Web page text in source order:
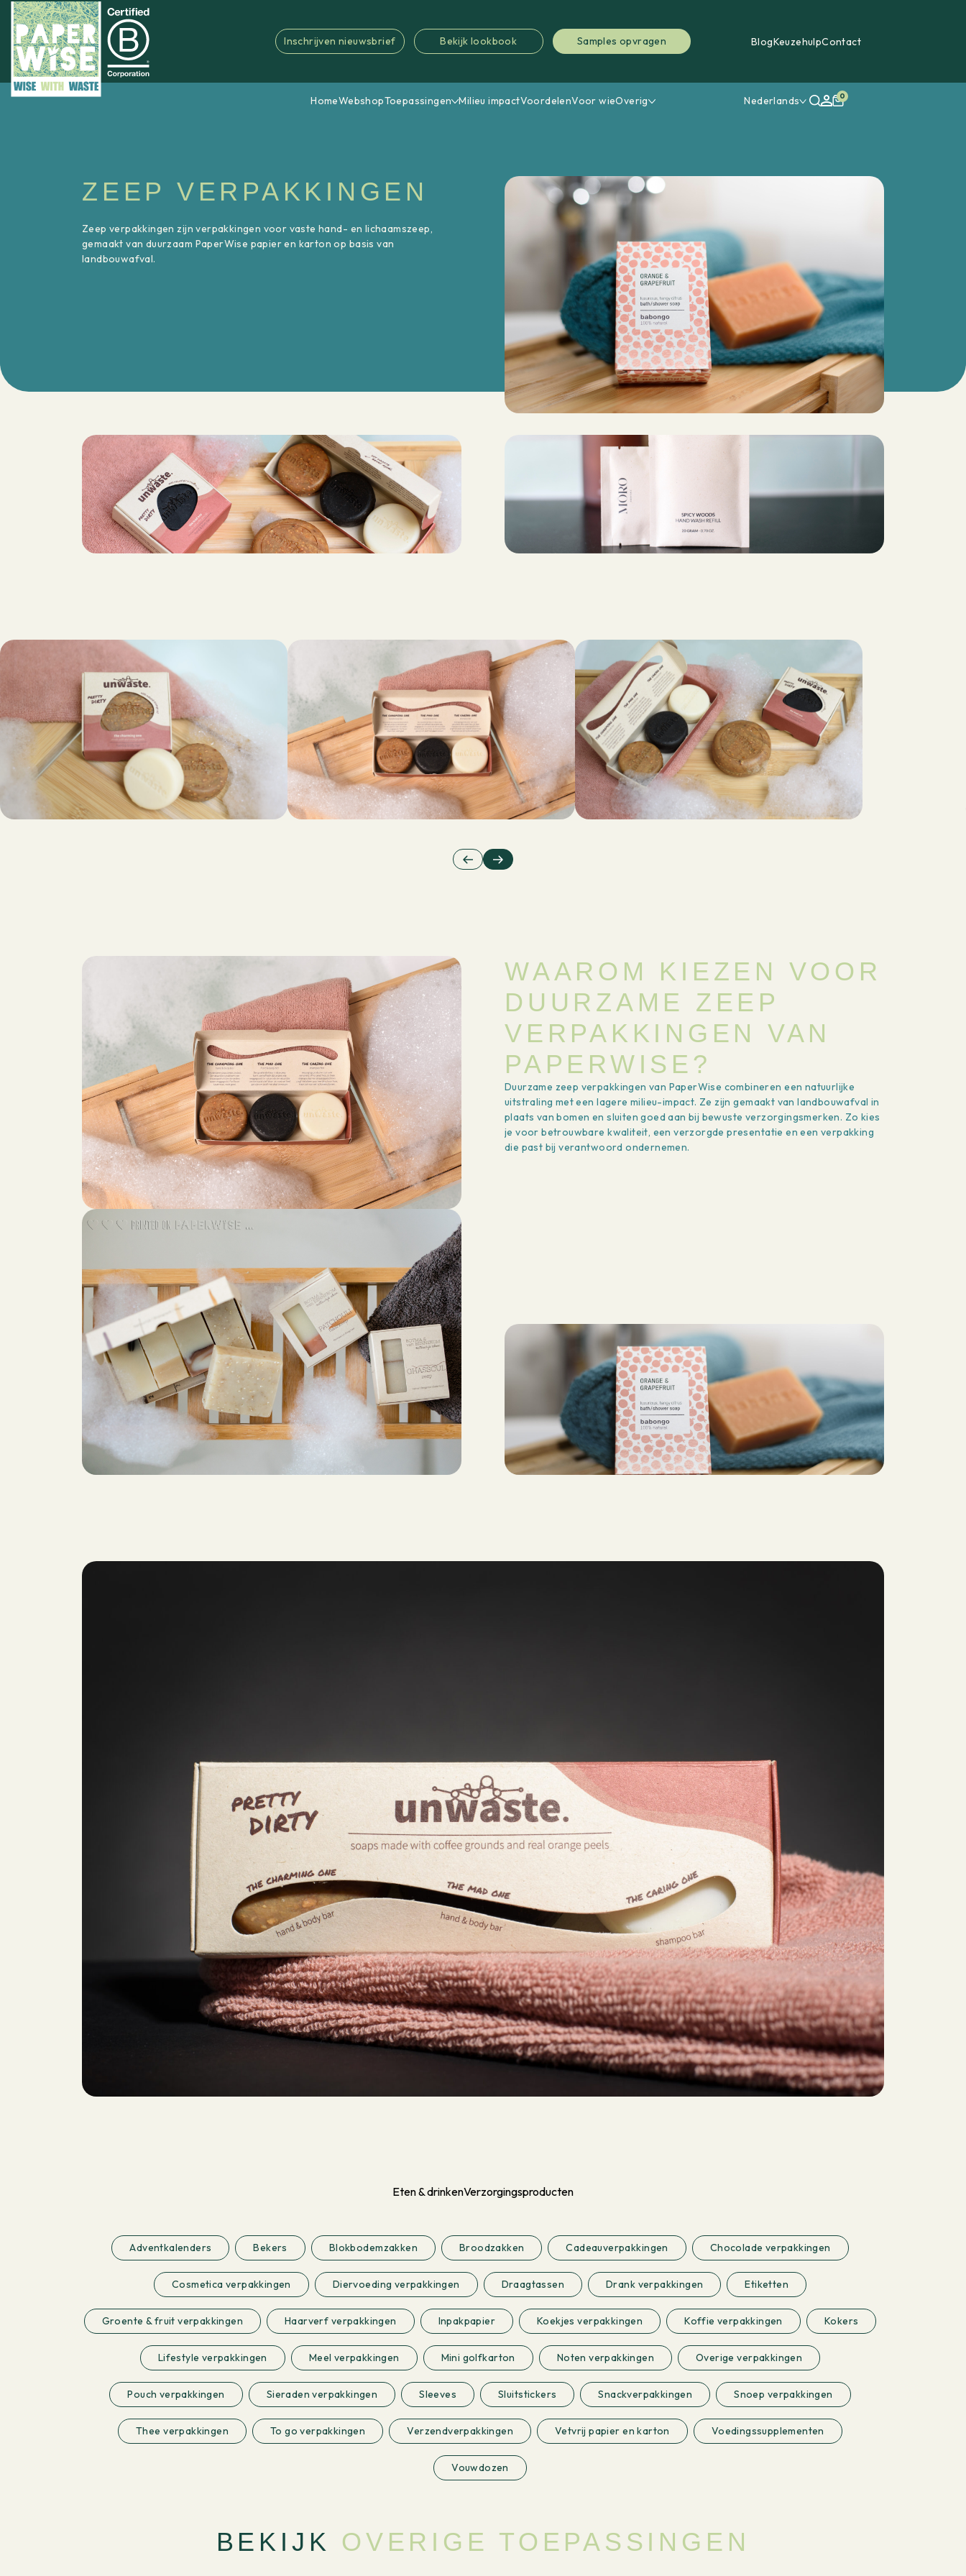
Inschrijven nieuwsbrief Bekijk lookbook Samples opvragen BlogKeuzehulpContact
HomeWebshopToepassingen Milieu impactVoordelenVoor wieOverig Nederlands 0
ZEEP VERPAKKINGEN
Zeep verpakkingen zijn verpakkingen voor vaste hand- en lichaamszeep,
gemaakt van duurzaam PaperWise papier en karton op basis van
landbouwafval.
WAAROM KIEZEN VOOR
DUURZAME ZEEP
VERPAKKINGEN VAN
PAPERWISE?
Duurzame zeep verpakkingen van PaperWise combineren een natuurlijke
uitstraling met een lagere milieu-impact. Ze zijn gemaakt van landbouwafval in
plaats van bomen en sluiten goed aan bij bewuste verzorgingsmerken. Zo kies
je voor betrouwbare kwaliteit, een verzorgde presentatie en een verpakking
die past bij verantwoord ondernemen.
Eten & drinkenVerzorgingsproducten
Adventkalenders Bekers Blokbodemzakken Broodzakken Cadeauverpakkingen Chocolade verpakkingen
Cosmetica verpakkingen Diervoeding verpakkingen Draagtassen Drank verpakkingen Etiketten
Groente & fruit verpakkingen Haarverf verpakkingen Inpakpapier Koekjes verpakkingen Koffie verpakkingen Kokers
Lifestyle verpakkingen Meel verpakkingen Mini golfkarton Noten verpakkingen Overige verpakkingen
Pouch verpakkingen Sieraden verpakkingen Sleeves Sluitstickers Snackverpakkingen Snoep verpakkingen
Thee verpakkingen To go verpakkingen Verzendverpakkingen Vetvrij papier en karton Voedingssupplementen
Vouwdozen
BEKIJK OVERIGE TOEPASSINGEN